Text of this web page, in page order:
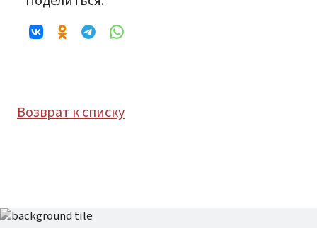
Возврат к списку